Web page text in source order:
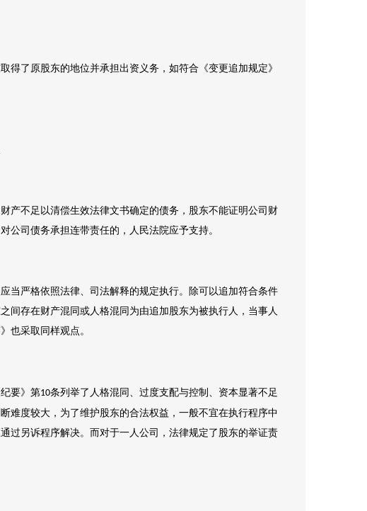
了原股东的地位并承担出资义务，如符合《变更追加规定》
产不足以清偿生效法律文书确定的债务，股东不能证明公司财
公司债务承担连带责任的，人民法院应予支持。
当严格依照法律、司法解释的规定执行。除可以追加符合条件
间存在财产混同或人格混同为由追加股东为被执行人，当事人
也采取同样观点。
要》第10条列举了人格混同、过度支配与控制、资本显著不足
难度较大，为了维护股东的合法权益，一般不宜在执行程序中
过另诉程序解决。而对于一人公司，法律规定了股东的举证责